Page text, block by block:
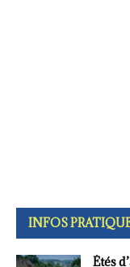
INFOS
Étés